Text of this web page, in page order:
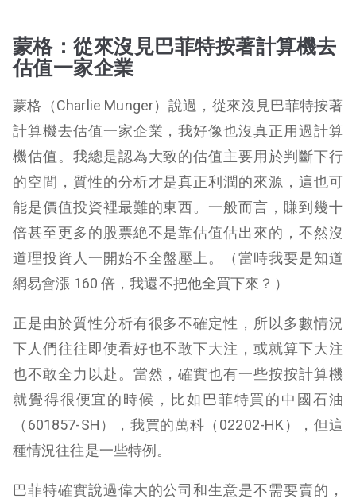
蒙格：從來沒見巴菲特按著計算機去
估值一家企業
蒙格（Charlie Munger）說過，從來沒見巴菲特按著
計算機去估值一家企業，我好像也沒真正用過計算
機估值。我總是認為大致的估值主要用於判斷下行
的空間，質性的分析才是真正利潤的來源，這也可
能是價值投資裡最難的東西。一般而言，賺到幾十
倍甚至更多的股票絶不是靠估值估出來的，不然沒
道理投資人一開始不全盤壓上。（當時我要是知道
網易會漲 160 倍，我還不把他全買下來？）
正是由於質性分析有很多不確定性，所以多數情況
下人們往往即使看好也不敢下大注，或就算下大注
也不敢全力以赴。當然，確實也有一些按按計算機
就覺得很便宜的時候，比如巴菲特買的中國石油
（601857-SH），我買的萬科（02202-HK），但這
種情況往往是一些特例。
巴菲特確實說過偉大的公司和生意是不需要賣的，